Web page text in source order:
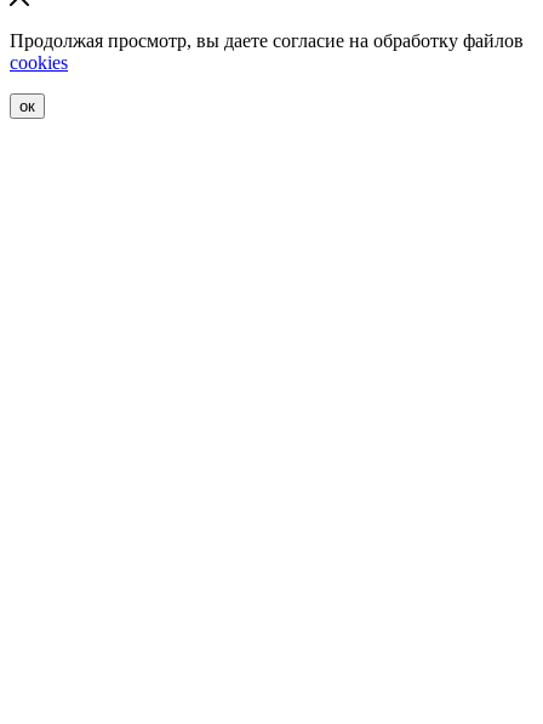
Продолжая просмотр, вы даете согласие на обработку файлов
cookies
ок